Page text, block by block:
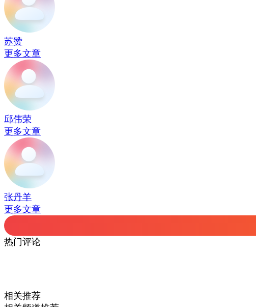
苏赞
更多文章
邱伟荣
更多文章
张丹羊
更多文章
热门评论
相关推荐